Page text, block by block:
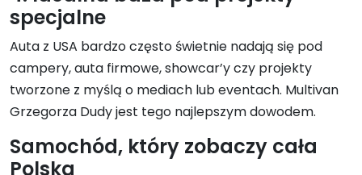
specjalne
Auta z USA bardzo często świetnie nadają się pod
campery, auta firmowe, showcar’y czy projekty
tworzone z myślą o mediach lub eventach. Multivan
Grzegorza Dudy jest tego najlepszym dowodem.
Samochód, który zobaczy cała
Polska